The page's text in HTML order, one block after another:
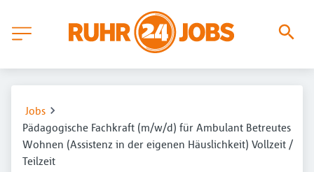
Jobs
Pädagogische Fachkraft (m/w/d) für Ambulant Betreutes
Wohnen (Assistenz in der eigenen Häuslichkeit) Vollzeit /
Teilzeit